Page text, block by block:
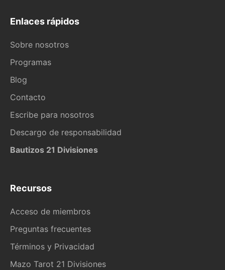
Enlaces rápidos
Sobre nosotros
Programas
Blog
Contacto
Escribe para nosotros
Descargo de responsabilidad
Bautizos 21 Divisiones
Recursos
Acceso de miembros
Preguntas frecuentes
Términos y Privacidad
Mazo Tarot 21 Divisiones